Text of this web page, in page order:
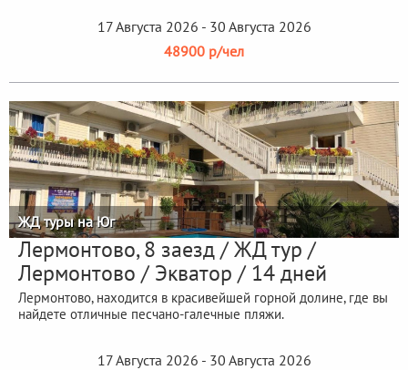
17 Августа 2026 - 30 Августа 2026
48900 р/чел
ЖД туры на Юг
Лермонтово, 8 заезд / ЖД тур /
Лермонтово / Экватор / 14 дней
Лермонтово, находится в красивейшей горной долине, где вы
найдете отличные песчано-галечные пляжи.
17 Августа 2026 - 30 Августа 2026